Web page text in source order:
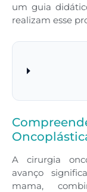
um guia
realizam esse
A cirurgia
avanço
mama,